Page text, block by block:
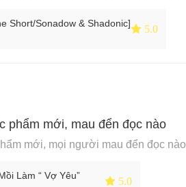
Short/Sonadow & Shadonic] 5.0
phẩm mới, mau đển đọc nào
mới, mọi người mau đển đọc nào
Làm “ Vợ Yêu”  5.0